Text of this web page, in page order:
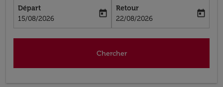
Départ
fc-booking-departure-date-aria-label
15/08/2026
today
Retour
fc-booking-return-date-aria-label
22/08/2026
today
Chercher